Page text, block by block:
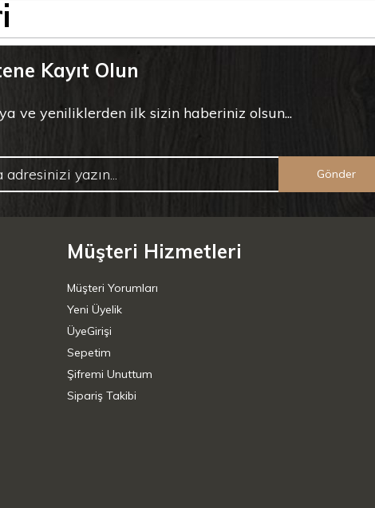
Kayıt Olun
ve yeniliklerden ilk sizin haberiniz olsun...
Gönder
Müşteri Hizmetleri
Müşteri Yorumları
Yeni Üyelik
ÜyeGirişi
Sepetim
Şifremi Unuttum
Sipariş Takibi